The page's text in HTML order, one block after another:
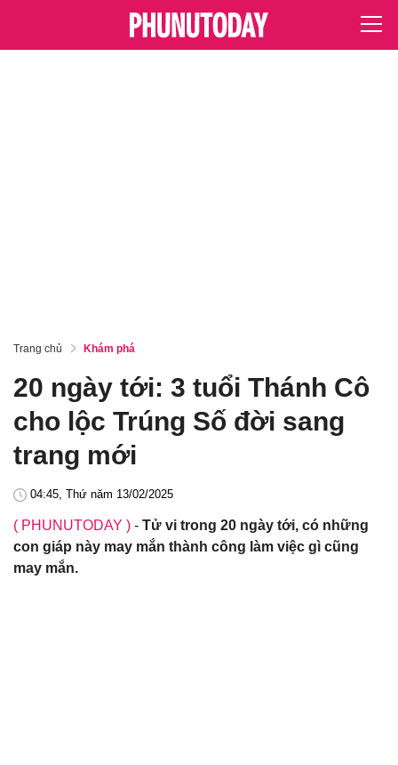
Trang chủ Khám phá
20 ngày tới: 3 tuổi Thánh Cô
cho lộc Trúng Số đời sang
trang mới
04:45, Thứ năm 13/02/2025
( PHUNUTODAY ) - Tử vi trong 20 ngày tới, có những
con giáp này may mắn thành công làm việc gì cũng
may mắn.